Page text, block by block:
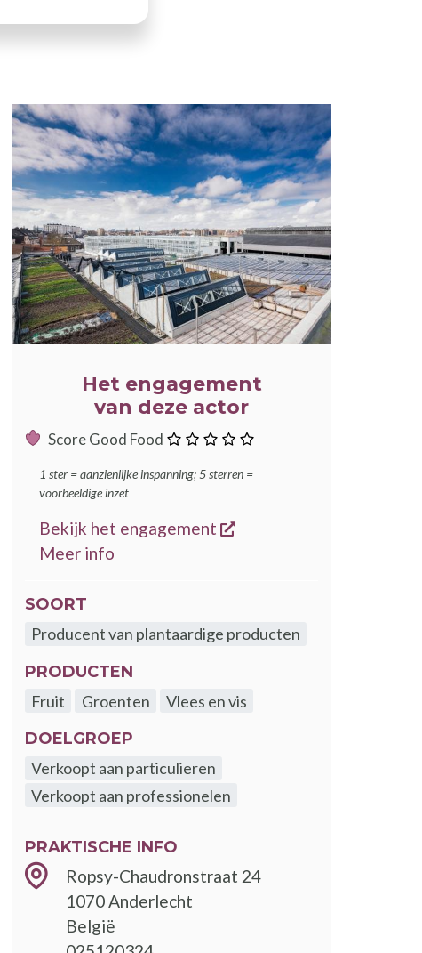
ILLUSTRATIE
Het engagement
van deze actor
Score Good Food
1 ster = aanzienlijke inspanning; 5 sterren =
voorbeeldige inzet
Bekijk het engagement
opent een nieuw venster
Meer info
SOORT
Producent van plantaardige producten
PRODUCTEN
Fruit
Groenten
Vlees en vis
DOELGROEP
Verkoopt aan particulieren
Verkoopt aan professionelen
PRAKTISCHE INFO
Ropsy-Chaudronstraat 24
1070Anderlecht
België